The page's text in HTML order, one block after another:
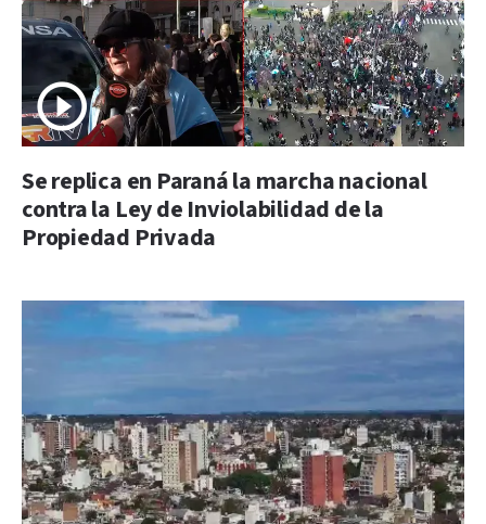
Se replica en Paraná la marcha nacional
contra la Ley de Inviolabilidad de la
Propiedad Privada